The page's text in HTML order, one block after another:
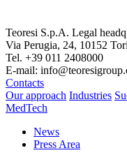
Teoresi S.p.A. Legal
Via Perugia, 24, 10152
Tel. +39 011 2408000
E-mail:
Contacts
Our approach Industries
MedTech
News
Press Area